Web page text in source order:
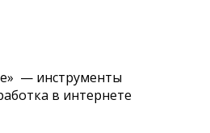
— инструменты
в интернете